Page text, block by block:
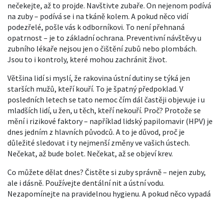
nečekejte, až to projde. Navštivte zubaře. On nejenom podívá
na zuby – podívá se i na tkáně kolem. A pokud něco vidí
podezřelé, pošle vás k odborníkovi. To není přehnaná
opatrnost – je to základní ochrana. Preventivní návštěvy u
zubního lékaře nejsou jen o čištění zubů nebo plombách.
Jsou to i kontroly, které mohou zachránit život.
Většina lidí si myslí, že rakovina ústní dutiny se týká jen
starších mužů, kteří kouří. To je špatný předpoklad. V
posledních letech se tato nemoc čím dál častěji objevuje i u
mladších lidí, u žen, u těch, kteří nekouří. Proč? Protože se
mění i rizikové faktory – například lidský papilomavir (HPV) je
dnes jedním z hlavních původců. A to je důvod, proč je
důležité sledovat i ty nejmenší změny ve vašich ústech.
Nečekat, až bude bolet. Nečekat, až se objeví krev.
Co můžete dělat dnes? Čistěte si zuby správně – nejen zuby,
ale i dásně. Používejte dentální nit a ústní vodu.
Nezapomínejte na pravidelnou hygienu. A pokud něco vypadá